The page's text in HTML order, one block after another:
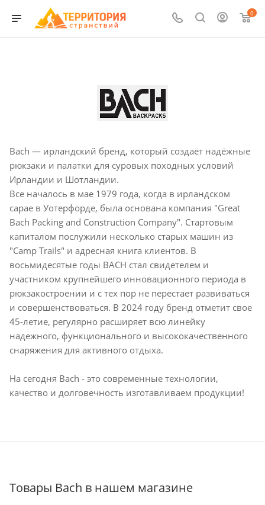
0
Bach — ирландский бренд, который создаёт надёжные
рюкзаки и палатки для суровых походных условий
Ирландии и Шотландии.
Все началось в мае 1979 года, когда в ирландском
сарае в Уотерфорде, была основана компания "Great
Bach Packing and Construction Company". Стартовым
капиталом послужили несколько старых машин из
"Camp Trails" и адресная книга клиентов. В
восьмидесятые годы BACH стал свидетелем и
участником крупнейшего инновационного периода в
рюкзакостроении и с тех пор не перестает развиваться
и совершенствоваться. В 2024 году бренд отметит свое
45-летие, регулярно расширяет всю линейку
надежного, функционального и высококачественного
снаряжения для активного отдыха.
На сегодня Bach - это современные технологии,
качество и долговечность изготавливаем продукции!
Товары Bach в нашем магазине